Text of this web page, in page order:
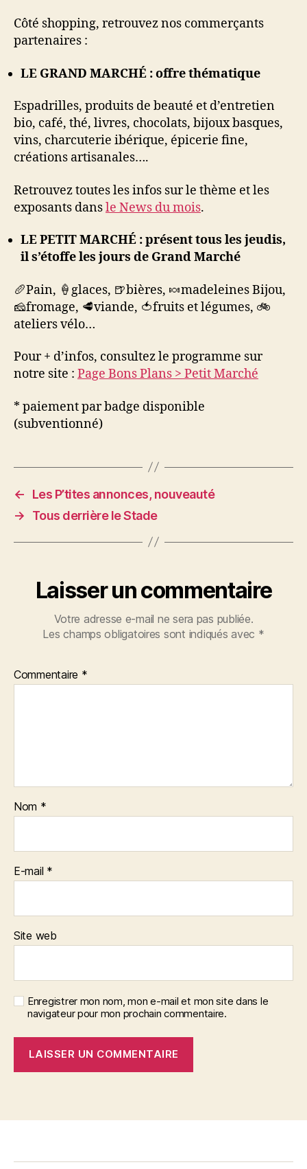
Côté shopping, retrouvez nos commerçants
partenaires :
LE GRAND MARCHÉ : offre thématique
Espadrilles, produits de beauté et d’entretien
bio, café, thé, livres, chocolats, bijoux basques,
vins, charcuterie ibérique, épicerie fine,
créations artisanales….
Retrouvez toutes les infos sur le thème et les
exposants dansle News du mois.
LE PETIT MARCHÉ : présent tous les jeudis,
il s’étoffe les jours de Grand Marché
🥖Pain, 🍦glaces, 🍺bières, 🍬madeleines Bijou,
🧀fromage, 🥩viande, 🍅fruits et légumes, 🚲
ateliers vélo…
Pour + d’infos, consultez le programme sur
notre site : Page Bons Plans > Petit Marché
* paiement par badge disponible
(subventionné)
←
Les P’tites annonces, nouveauté
→
Tous derrière le Stade
Laisser un commentaire
Votre adresse e-mail ne sera pas publiée.
Les champs obligatoires sont indiqués avec *
Commentaire *
Nom *
E-mail *
Site web
Enregistrer mon nom, mon e-mail et mon site dans le
navigateur pour mon prochain commentaire.